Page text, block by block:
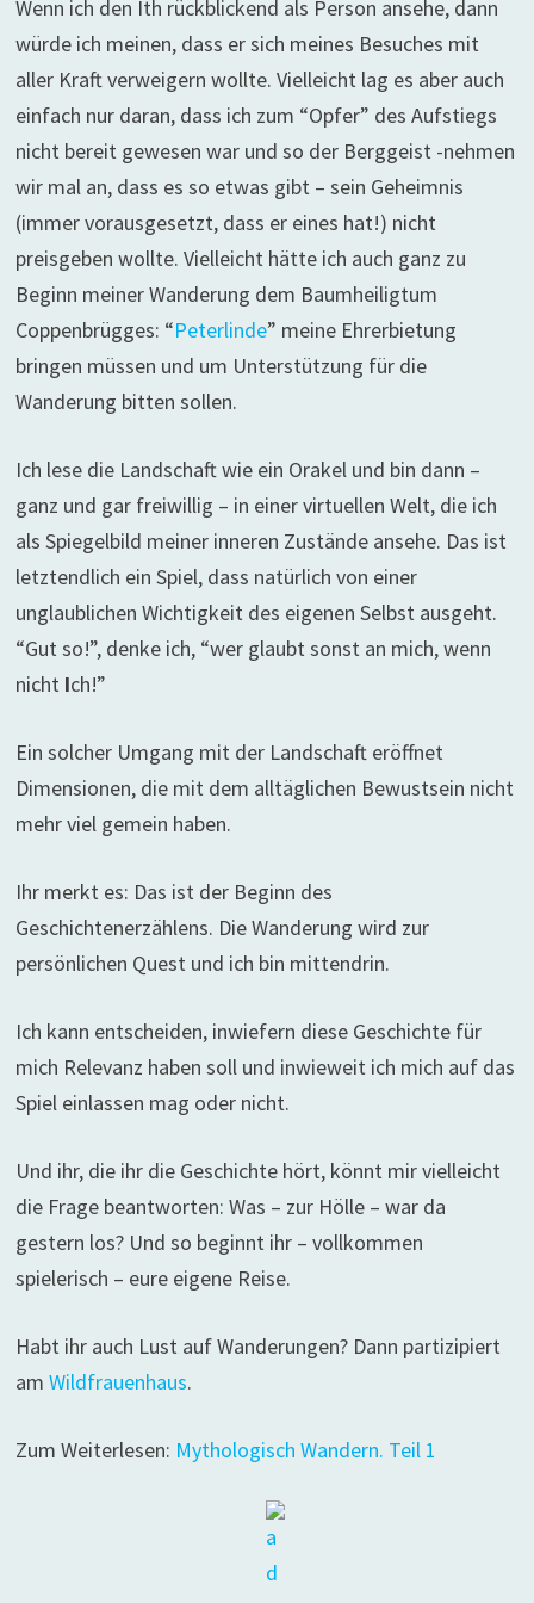
Wenn ich den Ith rückblickend als Person ansehe, dann
würde ich meinen, dass er sich meines Besuches mit
aller Kraft verweigern wollte. Vielleicht lag es aber auch
einfach nur daran, dass ich zum “Opfer” des Aufstiegs
nicht bereit gewesen war und so der Berggeist -nehmen
wir mal an, dass es so etwas gibt – sein Geheimnis
(immer vorausgesetzt, dass er eines hat!) nicht
preisgeben wollte. Vielleicht hätte ich auch ganz zu
Beginn meiner Wanderung dem Baumheiligtum
Coppenbrügges: “Peterlinde” meine Ehrerbietung
bringen müssen und um Unterstützung für die
Wanderung bitten sollen.
Ich lese die Landschaft wie ein Orakel und bin dann –
ganz und gar freiwillig – in einer virtuellen Welt, die ich
als Spiegelbild meiner inneren Zustände ansehe. Das ist
letztendlich ein Spiel, dass natürlich von einer
unglaublichen Wichtigkeit des eigenen Selbst ausgeht.
“Gut so!”, denke ich, “wer glaubt sonst an mich, wenn
nicht Ich!”
Ein solcher Umgang mit der Landschaft eröffnet
Dimensionen, die mit dem alltäglichen Bewustsein nicht
mehr viel gemein haben.
Ihr merkt es: Das ist der Beginn des
Geschichtenerzählens. Die Wanderung wird zur
persönlichen Quest und ich bin mittendrin.
Ich kann entscheiden, inwiefern diese Geschichte für
mich Relevanz haben soll und inwieweit ich mich auf das
Spiel einlassen mag oder nicht.
Und ihr, die ihr die Geschichte hört, könnt mir vielleicht
die Frage beantworten: Was – zur Hölle – war da
gestern los? Und so beginnt ihr – vollkommen
spielerisch – eure eigene Reise.
Habt ihr auch Lust auf Wanderungen? Dann partizipiert
am Wildfrauenhaus.
Zum Weiterlesen: Mythologisch Wandern. Teil 1